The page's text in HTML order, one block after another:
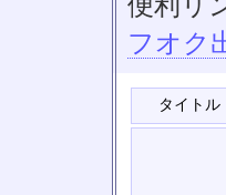
フオク
タイトル